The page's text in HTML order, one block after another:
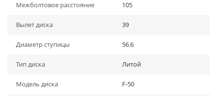
Межболтовое расстояние 105
Вылет диска 39
Диаметр ступицы 56.6
Тип диска Литой
Модель диска F-50